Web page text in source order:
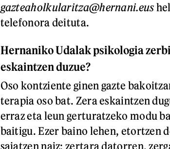
gazteaholkularitza@hernani.eus
telefonora deituta.
Hernaniko Udalak psikologia
eskaintzen duzue?
Oso kontziente ginen gazte
terapia oso bat. Zera eskaintzen
erraz eta leun gerturatzeko modu
baitigu. Ezer baino lehen, etortzen
saiatzen naiz: zertara datorren,